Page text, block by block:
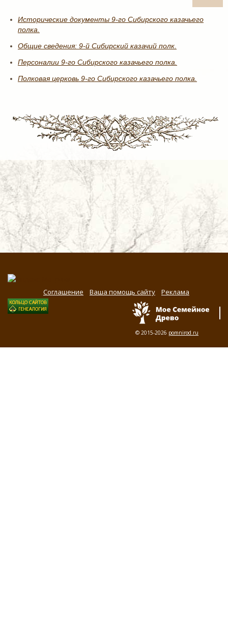
Исторические документы 9-го Сибирского казачьего
полка.
Общие сведения: 9-й Сибирский казачий полк.
Персоналии 9-го Сибирского казачьего полка.
Полковая церковь 9-го Сибирского казачьего полка.
Соглашение Ваша помощь сайту Реклама
© 2015-2026 pomnirod.ru